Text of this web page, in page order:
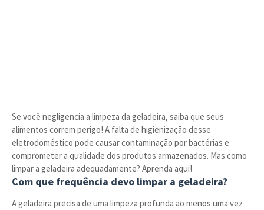
Se você negligencia a limpeza da geladeira, saiba que seus
alimentos correm perigo! A falta de higienização desse
eletrodoméstico pode causar contaminação por bactérias e
comprometer a qualidade dos produtos armazenados. Mas como
limpar a geladeira adequadamente? Aprenda aqui!
Com que frequência devo limpar a geladeira?
A geladeira precisa de uma limpeza profunda ao menos uma vez